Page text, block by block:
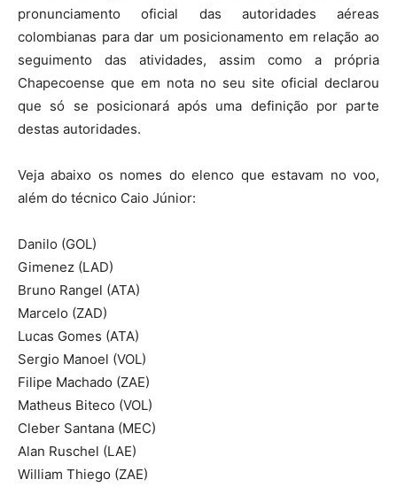
pronunciamento oficial das autoridades aéreas
colombianas para dar um posicionamento em relação ao
seguimento das atividades, assim como a própria
Chapecoense que em nota no seu site oficial declarou
que só se posicionará após uma definição por parte
destas autoridades.
Veja abaixo os nomes do elenco que estavam no voo,
além do técnico Caio Júnior:
Danilo (GOL)
Gimenez (LAD)
Bruno Rangel (ATA)
Marcelo (ZAD)
Lucas Gomes (ATA)
Sergio Manoel (VOL)
Filipe Machado (ZAE)
Matheus Biteco (VOL)
Cleber Santana (MEC)
Alan Ruschel (LAE)
William Thiego (ZAE)